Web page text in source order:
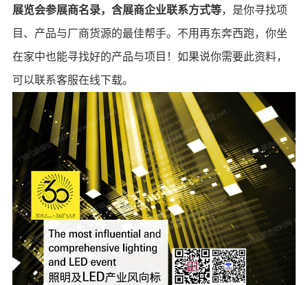
展览会参展商名录，含展商企业联系方式等，是你寻找项
目、产品与厂商货源的最佳帮手。不用再东奔西跑，你坐
在家中也能寻找好的产品与项目！如果说你需要此资料，
可以联系客服在线下载。